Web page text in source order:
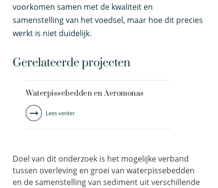
voorkomen samen met de kwaliteit en
samenstelling van het voedsel, maar hoe dit precies
werkt is niet duidelijk.
Gerelateerde projecten
Waterpissebedden en Aeromonas
Lees verder
Doel van dit onderzoek is het mogelijke verband
tussen overleving en groei van waterpissebedden
en de samenstelling van sediment uit verschillende